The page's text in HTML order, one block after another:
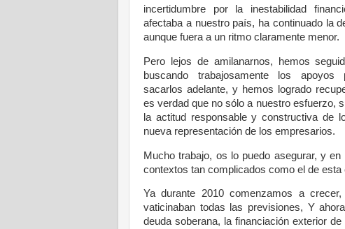
incertidumbre por la inestabilidad
afectaba a nuestro país, ha continuado la
aunque fuera a un ritmo claramente menor.
Pero lejos de amilanarnos, hemos
buscando trabajosamente los apoyos
sacarlos adelante, y hemos logrado
es verdad que no sólo a nuestro esfuerzo,
la actitud responsable y constructiva de
nueva representación de los empresarios.
Mucho trabajo, os lo puedo asegurar, y
contextos tan complicados como el de esta
Ya durante 2010 comenzamos a
vaticinaban todas las previsiones, Y
deuda soberana, la financiación exterior